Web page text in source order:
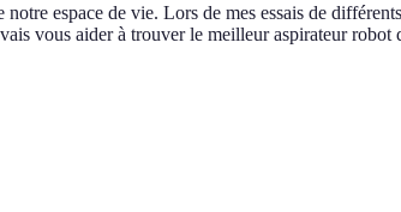
espace de vie. Lors de mes essais de
vous aider à trouver le meilleur aspirateur